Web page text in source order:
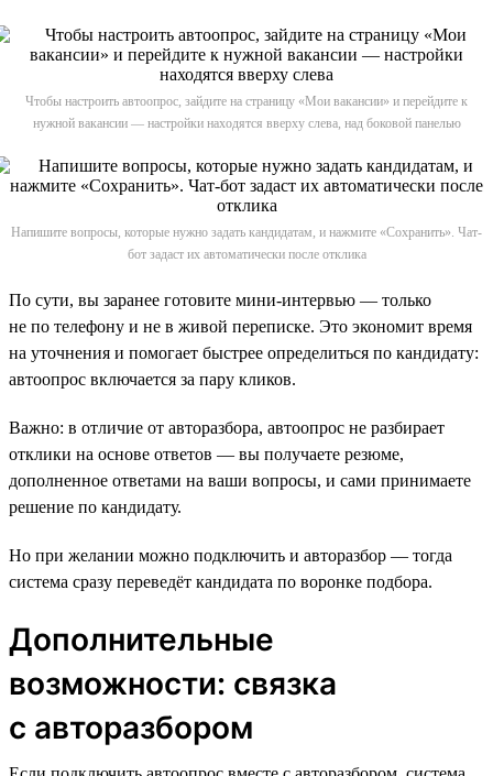
Чтобы настроить автоопрос, зайдите на страницу «Мои вакансии» и перейдите к
нужной вакансии — настройки находятся вверху слева, над боковой панелью
Напишите вопросы, которые нужно задать кандидатам, и нажмите «Сохранить». Чат-
бот задаст их автоматически после отклика
По сути, вы заранее готовите мини-интервью — только
не по телефону и не в живой переписке. Это экономит время
на уточнения и помогает быстрее определиться по кандидату:
автоопрос включается за пару кликов.
Важно: в отличие от авторазбора, автоопрос не разбирает
отклики на основе ответов — вы получаете резюме,
дополненное ответами на ваши вопросы, и сами принимаете
решение по кандидату.
Но при желании можно подключить и авторазбор — тогда
система сразу переведёт кандидата по воронке подбора.
Дополнительные
возможности: связка
с авторазбором